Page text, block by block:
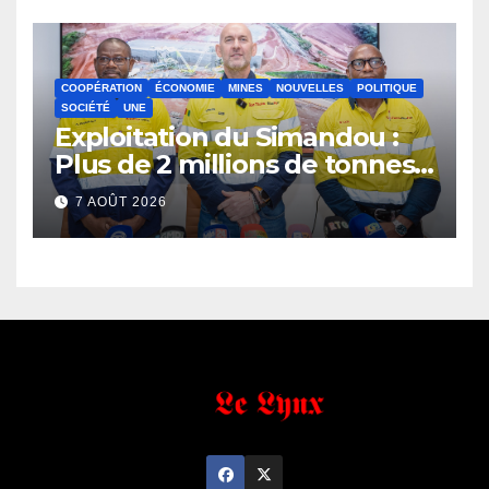
COOPÉRATION ÉCONOMIE MINES NOUVELLES
POLITIQUE
SOCIÉTÉ
UNE
Exploitation du Simandou :
Plus de 2 millions de tonnes
de fer exportées
7 AOÛT 2026